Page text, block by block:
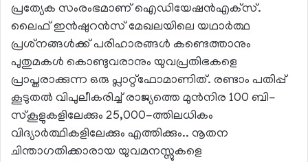
പ്രത്യേക സംരംഭമാണ് ഐഡിയേഷന്‍എക്‌സ്.
ലൈഫ് ഇന്‍ഷുറന്‍സ് മേഖലയിലെ യഥാര്‍ത്ഥ
പ്രശ്‌നങ്ങള്‍ക്ക് പരിഹാരങ്ങള്‍ കണ്ടെത്താനും
പുതുമകള്‍ കൊണ്ടുവരാനും യുവപ്രതിഭകളെ
പ്രാപ്തരാക്കുന്ന ഒരു പ്ലാറ്റ്ഫോമാണിത്. രണ്ടാം പതിപ്പ്
കൂടുതല്‍ വിപുലീകരിച്ച് രാജ്യത്തെ മുന്‍നിര 100 ബി-
സ്‌കൂളുകളിലേക്കും 25,000-ത്തിലധികം
വിദ്യാര്‍ത്ഥികളിലേക്കും എത്തിക്കും.. നൂതന
ചിന്താഗതിക്കാരായ യുവമനസ്സുകളെ